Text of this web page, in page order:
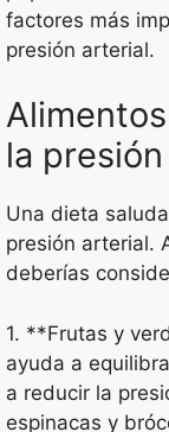
factores más
presión arterial.
la
Una dieta
presión arterial.
deberías
1. **Frutas y
ayuda a
a reducir la
espinacas y